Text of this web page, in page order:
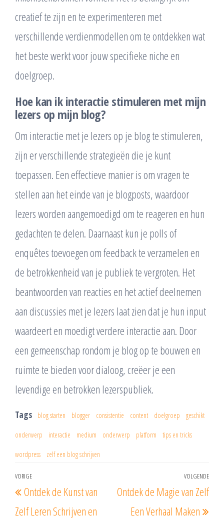
creatief te zijn en te experimenteren met
verschillende verdienmodellen om te ontdekken wat
het beste werkt voor jouw specifieke niche en
doelgroep.
Hoe kan ik interactie stimuleren met mijn
lezers op mijn blog?
Om interactie met je lezers op je blog te stimuleren,
zijn er verschillende strategieën die je kunt
toepassen. Een effectieve manier is om vragen te
stellen aan het einde van je blogposts, waardoor
lezers worden aangemoedigd om te reageren en hun
gedachten te delen. Daarnaast kun je polls of
enquêtes toevoegen om feedback te verzamelen en
de betrokkenheid van je publiek te vergroten. Het
beantwoorden van reacties en het actief deelnemen
aan discussies met je lezers laat zien dat je hun input
waardeert en moedigt verdere interactie aan. Door
een gemeenschap rondom je blog op te bouwen en
ruimte te bieden voor dialoog, creëer je een
levendige en betrokken lezerspubliek.
Tags blog starten blogger consistentie content doelgroep geschikt
onderwerp interactie medium onderwerp platform tips en tricks
wordpress zelf een blog schrijven
Berichtnavigatie
Vorig
bericht
VORIGE
Ontdek de Kunst van
Zelf Leren Schrijven en
VOLGENDE
Ontdek de Magie van Zelf
Een Verhaal Maken